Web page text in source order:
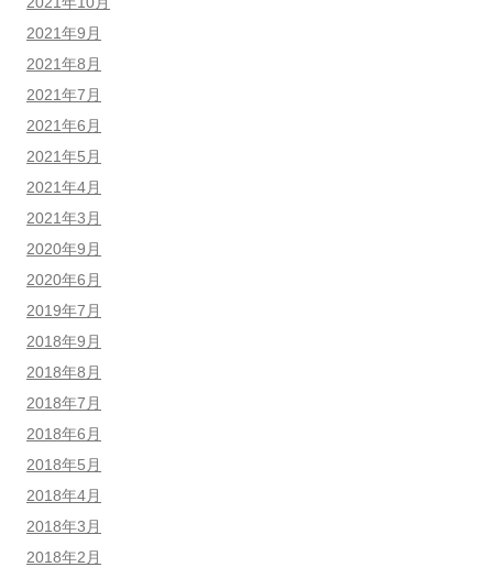
2021年9月
2021年8月
2021年7月
2021年6月
2021年5月
2021年4月
2021年3月
2020年9月
2020年6月
2019年7月
2018年9月
2018年8月
2018年7月
2018年6月
2018年5月
2018年4月
2018年3月
2018年2月